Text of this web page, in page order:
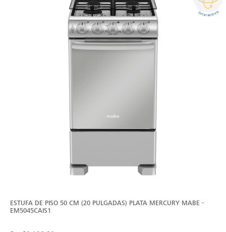
ESTUFA DE PISO 50 CM (20 PULGADAS) PLATA MERCURY MABE -
EM5045CAIS1